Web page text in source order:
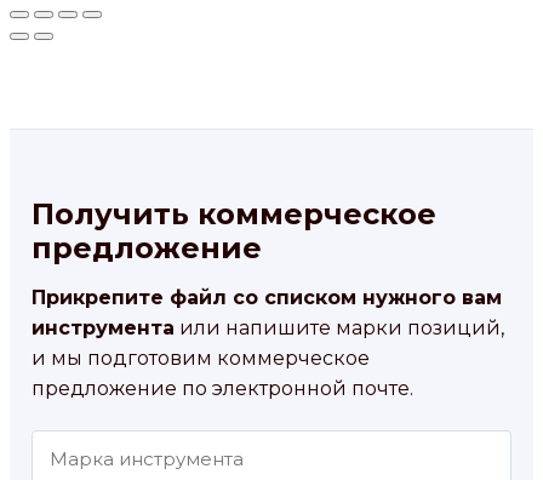
Получить коммерческое
предложение
Прикрепите файл со списком нужного вам
инструмента или напишите марки позиций,
и мы подготовим коммерческое
предложение по электронной почте.